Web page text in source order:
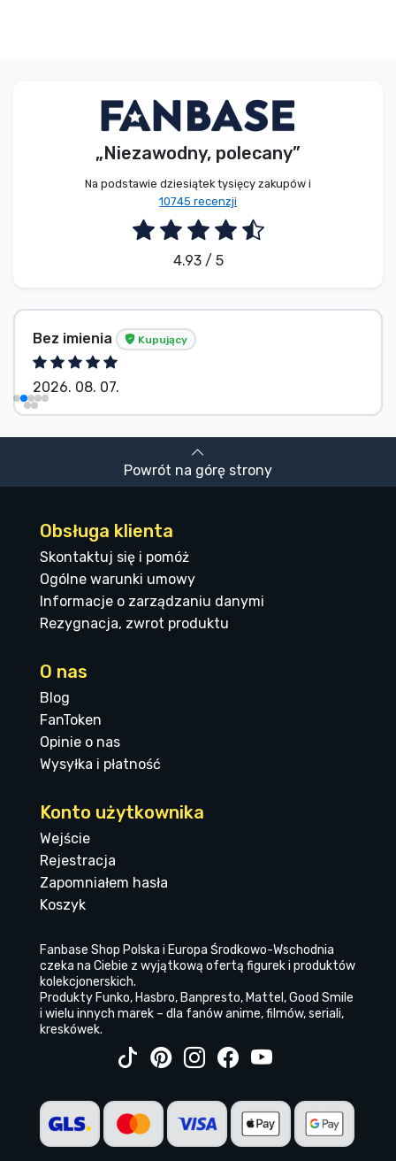
„Niezawodny, polecany”
Na podstawie dziesiątek tysięcy zakupów i
10745 recenzji
4.93 / 5
Bez imienia Kupujący
2026. 08. 07.
Powrót na górę strony
Obsługa klienta
Skontaktuj się i pomóż
Ogólne warunki umowy
Informacje o zarządzaniu danymi
Rezygnacja, zwrot produktu
O nas
Blog
FanToken
Opinie o nas
Wysyłka i płatność
Konto użytkownika
Wejście
Rejestracja
Zapomniałem hasła
Koszyk
Fanbase Shop Polska i Europa Środkowo-Wschodnia
czeka na Ciebie z wyjątkową ofertą figurek i produktów
kolekcjonerskich.
Produkty Funko, Hasbro, Banpresto, Mattel, Good Smile
i wielu innych marek – dla fanów anime, filmów, seriali,
kreskówek.